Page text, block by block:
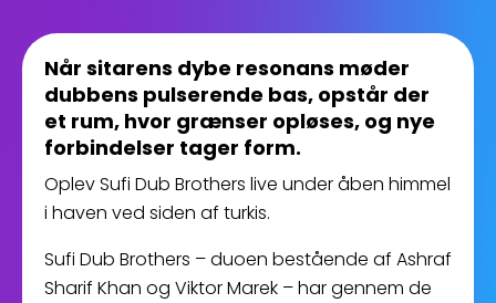
Når sitarens dybe resonans møder
dubbens pulserende bas, opstår der
et rum, hvor grænser opløses, og nye
forbindelser tager form.
Oplev Sufi Dub Brothers live under åben himmel
i haven ved siden af turkis.
Sufi Dub Brothers – duoen bestående af Ashraf
Sharif Khan og Viktor Marek – har gennem de